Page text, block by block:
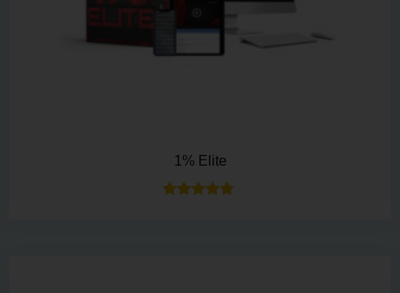
1% Elite